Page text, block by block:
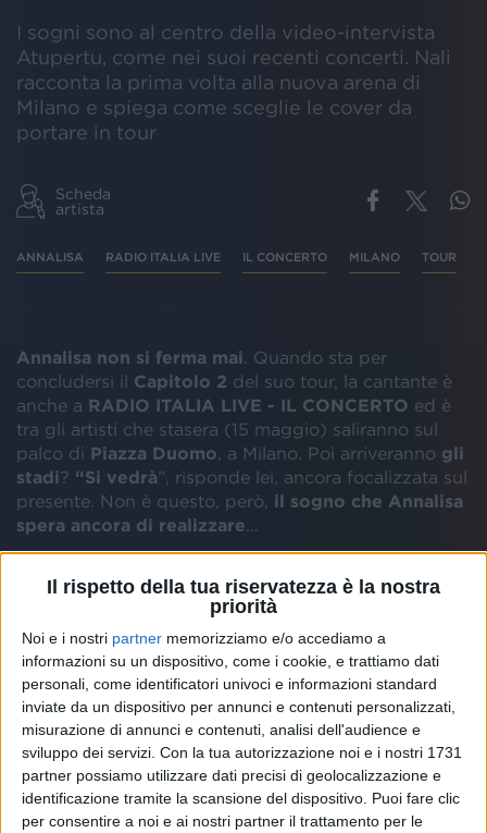
Il rispetto della tua riservatezza è la nostra
priorità
Noi e i nostri partner memorizziamo e/o accediamo a
informazioni su un dispositivo, come i cookie, e trattiamo dati
personali, come identificatori univoci e informazioni standard
inviate da un dispositivo per annunci e contenuti personalizzati,
misurazione di annunci e contenuti, analisi dell'audience e
sviluppo dei servizi. Con la tua autorizzazione noi e i nostri 1731
partner possiamo utilizzare dati precisi di geolocalizzazione e
identificazione tramite la scansione del dispositivo. Puoi fare clic
per consentire a noi e ai nostri partner il trattamento per le
I sogni sono al centro della video-intervista
Atupertu, come nei suoi recenti concerti. Nali
racconta la prima volta alla nuova arena di
Milano e spiega come sceglie le cover da
portare in tour
Scheda
artista
ANNALISA RADIO ITALIA LIVE IL CONCERTO MILANO TOUR
Annalisa non si ferma mai . Quando sta per
concludersi il Capitolo 2 del suo tour, la cantante è
anche a RADIO ITALIA LIVE - IL CONCERTO ed è
tra gli artisti che stasera (15 maggio) saliranno sul
palco di Piazza Duomo , a Milano. Poi arriveranno gli
stadi? “Si vedrà”, risponde lei, ancora focalizzata sul
presente. Non è questo, però, il sogno che Annalisa
spera ancora di realizzare …
Nel mezzo del suo tour “Ma noi siamo fuoco”, c’è
stata anche la prima volta alla nuova
Giulia
, a Milano. Dopo l’inaugurazione di Ligabue, è
stata
la prima donna
a esibirsi nella nuova struttura,
e sembramolto soddisfattadi come è andata: “Dalla
parte del palco, devo dire che è uno spettacolo. Vedi
veramente un muro di persone: le tribune altissime e
sei totalmente avvolto dall’affetto e dall’entusiasmo
della gente”. Una serata che l’artista definisce
semplicemente “pazzesca”, anche per il sound
eccellente che la nuova arena sa regalare, a chi è